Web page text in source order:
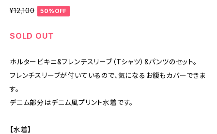
¥12,100 50%OFF
SOLD OUT
ホルタービキニ&フレンチスリーブ（Tシャツ）&パンツのセット。
フレンチスリーブが付いているので、気になるお腹もカバーできま
す。
デニム部分はデニム風プリント水着です。
【水着】